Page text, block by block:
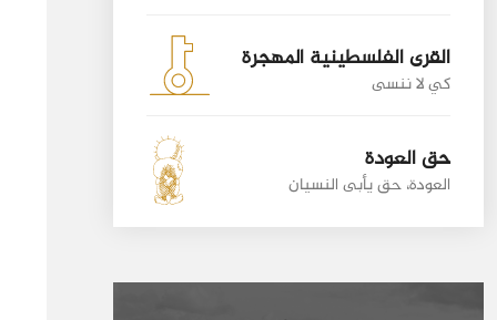
القرى الفلسطينية المهجرة
كي لا ننسى
حق العودة
العودة، حق يأبى النسيان